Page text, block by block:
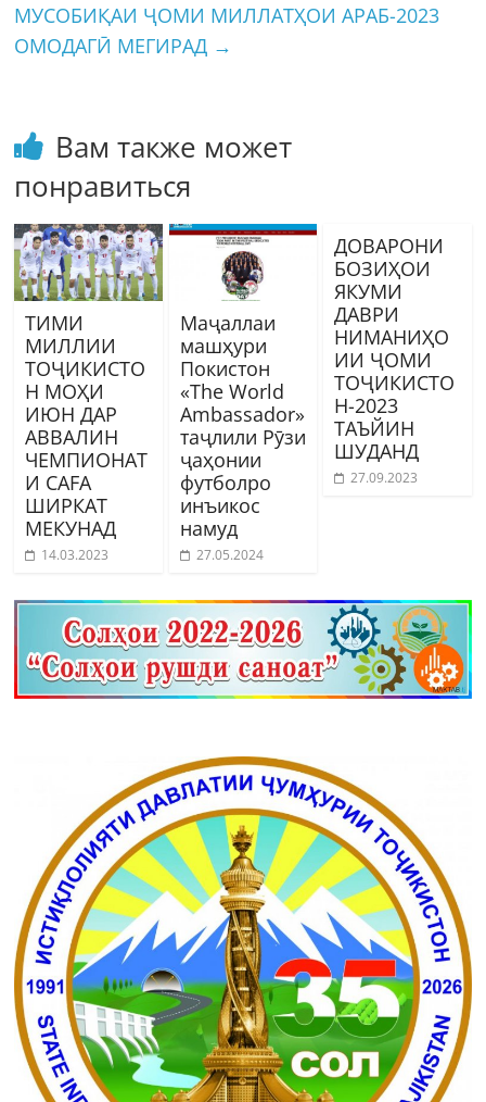
МУСОБИҚАИ ҶОМИ МИЛЛАТҲОИ АРАБ-2023
ОМОДАГӢ МЕГИРАД →
Вам также может
понравиться
ТИМИ
МИЛЛИИ
ТОҶИКИСТО
Н МОҲИ
ИЮН ДАР
АВВАЛИН
ЧЕМПИОНАТ
И CAFA
ШИРКАТ
МЕКУНАД
14.03.2023
Маҷаллаи
машҳури
Покистон
«The World
Ambassador»
таҷлили Рӯзи
ҷаҳонии
футболро
инъикос
намуд
27.05.2024
ДОВАРОНИ
БОЗИҲОИ
ЯКУМИ
ДАВРИ
НИМАНИҲО
ИИ ҶОМИ
ТОҶИКИСТО
Н-2023
ТАЪЙИН
ШУДАНД
27.09.2023